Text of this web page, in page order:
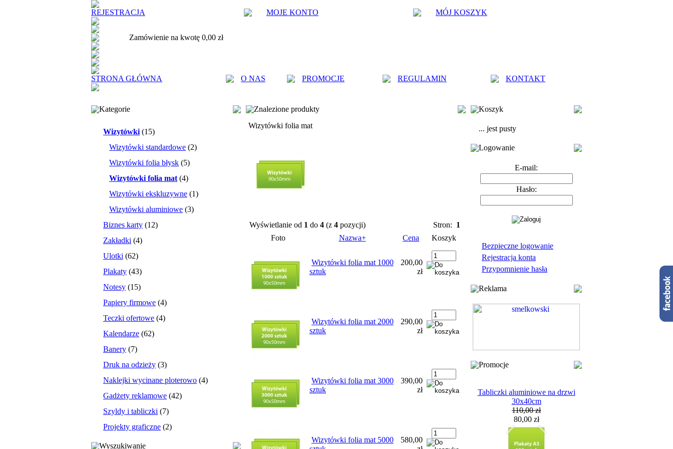
REJESTRACJA MOJE KONTO MÓJ KOSZYK
Zamówienie na kwotę 0,00 zł
STRONA GŁÓWNA O NAS PROMOCJE REGULAMIN KONTAKT
Kategorie
Wizytówki (15)
Wizytówki standardowe (2)
Wizytówki folia błysk (5)
Wizytówki folia mat (4)
Wizytówki ekskluzywne (1)
Wizytówki aluminiowe (3)
Biznes karty (12)
Zakładki (4)
Ulotki (62)
Plakaty (43)
Notesy (15)
Papiery firmowe (4)
Teczki ofertowe (4)
Kalendarze (62)
Banery (7)
Druk na odzieży (3)
Naklejki wycinane ploterowo (4)
Gadżety reklamowe (42)
Szyldy i tabliczki (7)
Projekty graficzne (2)
Wyszukiwanie
Znalezione produkty
Wizytówki folia mat
Wyświetlanie od 1 do 4 (z 4 pozycji) Stron: 1
Foto
Nazwa+ Cena Koszyk
Wizytówki folia mat 1000
sztuk
200,00
zł
Wizytówki folia mat 2000
sztuk
290,00
zł
Wizytówki folia mat 3000
sztuk
390,00
zł
Wizytówki folia mat 5000
580,00
Koszyk
... jest pusty
Logowanie
E-mail:
Hasło:
Bezpieczne logowanie
Rejestracja konta
Przypomnienie hasła
Reklama
Promocje
30x40cm
110,00 zł
80,00 zł